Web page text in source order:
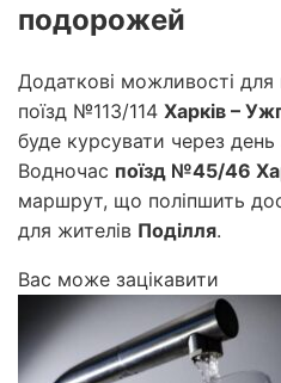
подорожей
Додаткові можливості
поїзд №113/114 Харків –
буде курсувати через
Водночас поїзд №45/46
маршрут, що поліпшить
для жителів Поділля.
Вас може зацікавити